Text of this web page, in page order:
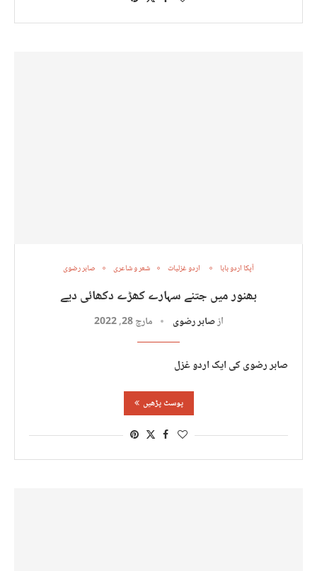
آپکا اردو بابا اردو غزلیات شعر و شاعری صابر رضوی
بھنور میں جتنے سہارے کھڑے دکھائی دیے
ازصابر رضوی مارچ 28, 2022
صابر رضوی کی ایک اردو غزل
پوسٹ پڑھیں